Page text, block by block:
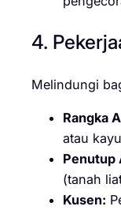
4.
Melindungi
Rangka
atau
Penutup
(tanah
Kusen: